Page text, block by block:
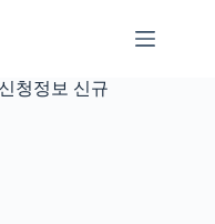
청정보 신규